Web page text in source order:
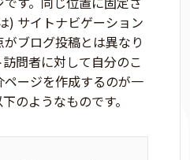
) サイトナビゲーション
ブログ投稿とは異なり
問者に対して自分のこ
ージを作成するのが一
のようなものです。